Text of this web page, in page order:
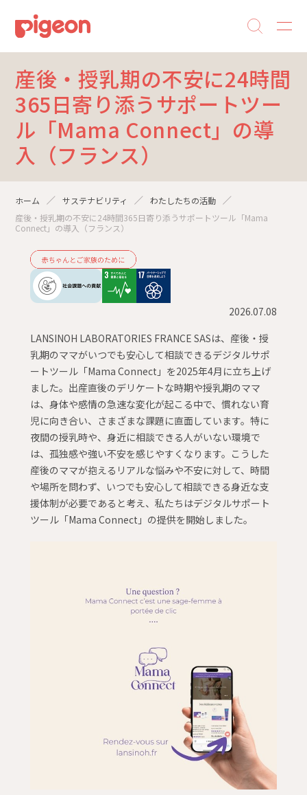
産後・授乳期の不安に24時間
365日寄り添うサポートツー
ル「Mama Connect」の導
入（フランス）
2026.07.08
LANSINOH LABORATORIES FRANCE SASは、産後・授
乳期のママがいつでも安心して相談できるデジタルサポ
ートツール「Mama Connect」を2025年4月に立ち上げ
ました。出産直後のデリケートな時期や授乳期のママ
は、身体や感情の急速な変化が起こる中で、慣れない育
児に向き合い、さまざまな課題に直面しています。特に
夜間の授乳時や、身近に相談できる人がいない環境で
は、孤独感や強い不安を感じやすくなります。こうした
産後のママが抱えるリアルな悩みや不安に対して、時間
や場所を問わず、いつでも安心して相談できる身近な支
援体制が必要であると考え、私たちはデジタルサポート
ツール「Mama Connect」の提供を開始しました。
ホーム サステナビリティ
わたしたちの活動
産後・授乳期の不安に24時間365日寄り添うサポートツール「Mama
Connect」の導入（フランス）